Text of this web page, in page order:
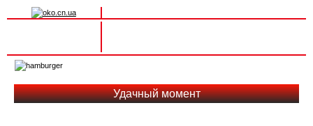
navigation
Удачный момент